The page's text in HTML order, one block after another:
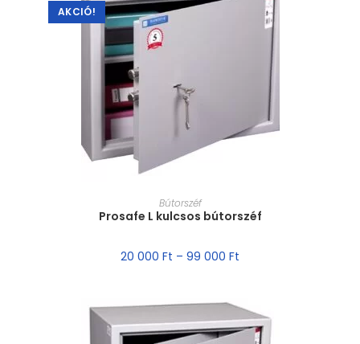
AKCIÓ!
MÉRET VÁLASZTÁSA
Bútorszéf
Prosafe L kulcsos bútorszéf
20 000 Ft – 99 000 Ft